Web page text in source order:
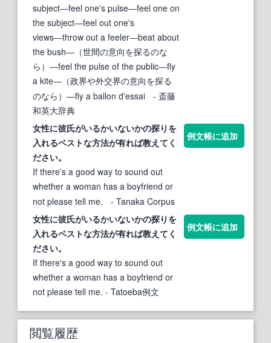
subject―feel one's pulse―feel one on
the subject―feel out one's
views―throw out a feeler―beat about
the bush―（世間の意向を探るのな
ら）―feel the pulse of the public―fly
a kite―（政界や外交界の意向を探る
のなら）―fly a ballon d'essai
- 斎藤
和英大辞典
女性に彼氏がいるかいないかの探りを
入れるベストな方法が有れば教えてく
ださい。
If there's a good way to sound out
whether a woman has a boyfriend or
not please tell me.
- Tanaka Corpus
例文帳に追加
女性に彼氏がいるかいないかの探りを
入れるベストな方法が有れば教えてく
ださい。
If there's a good way to sound out
whether a woman has a boyfriend or
not please tell me. - Tatoeba例文
例文帳に追加
閲覧履歴